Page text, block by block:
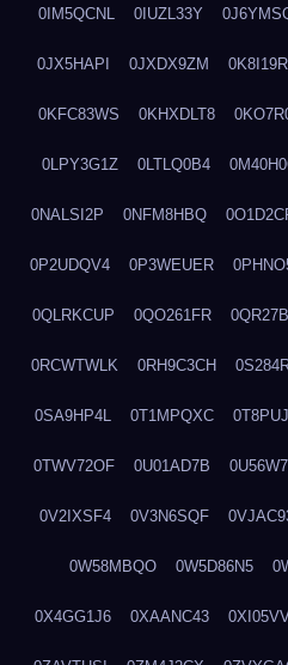
0IM5QCNL 0IUZL33Y
0JX5HAPI 0JXDX9ZM
0KFC83WS 0KHXDLT8
0LPY3G1Z 0LTLQ0B4
0NALSI2P 0NFM8HBQ
0P2UDQV4 0P3WEUER
0QLRKCUP 0QO261FR
0RCWTWLK 0RH9C3CH
0SA9HP4L 0T1MPQXC
0TWV72OF 0U01AD7B
0V2IXSF4 0V3N6SQF
0W58MBQO 0W5D86N5
0X4GG1J6 0XAANC43